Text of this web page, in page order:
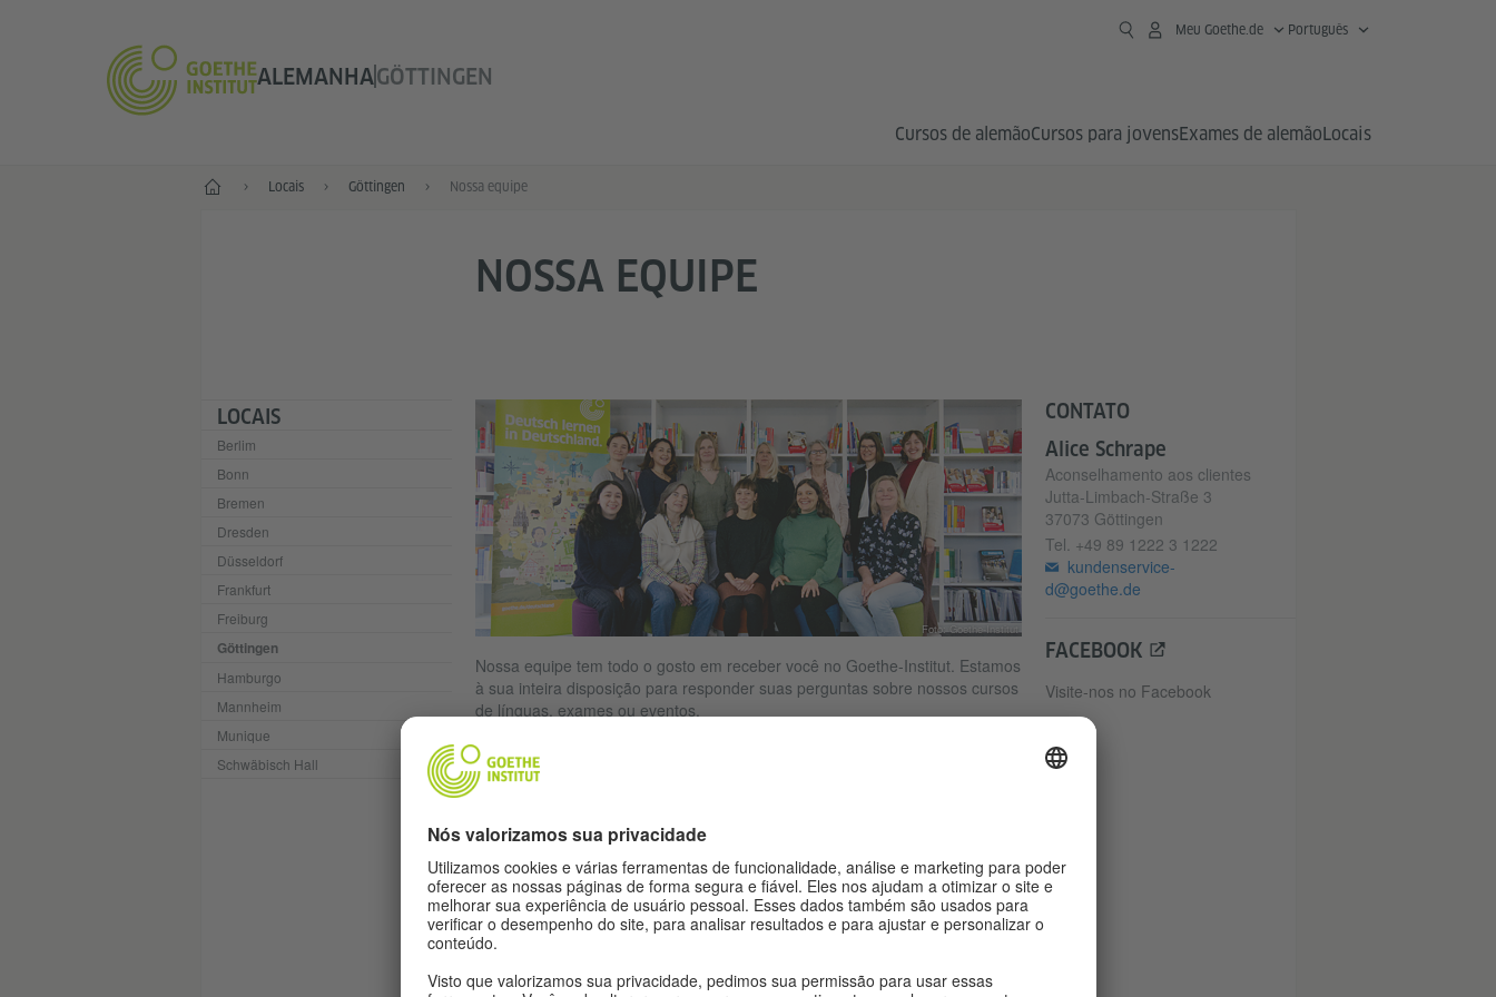
ALEMANHAGÖTTINGEN
Meu Goethe.de Português
Cursos de alemãoCursos para jovensExames de alemãoLocais
-- Locais Göttingen Nossa equipe
LOCAIS
Berlim
Bonn
Bremen
Dresden
Düsseldorf
Frankfurt
Freiburg
Göttingen
Hamburgo
Mannheim
Munique
Schwäbisch Hall
NOSSA EQUIPE
Foto: Goethe-Institut
Nossa equipe tem todo o gosto em receber você no Goethe-Institut. Estamos
à sua inteira disposição para responder suas perguntas sobre nossos cursos
de línguas, exames ou eventos.
Tel.:+49 551 54744-15
anke.kleinschmidt@goethe.de
Marie Milde
Direção administrativa
CONTATO
Alice Schrape
Aconselhamento aos clientes
Jutta-Limbach-Straße 3
37073 Göttingen
Tel. +49 89 1222 3 1222
kundenservice-
d@goethe.de
FACEBOOK
Visite-nos no Facebook